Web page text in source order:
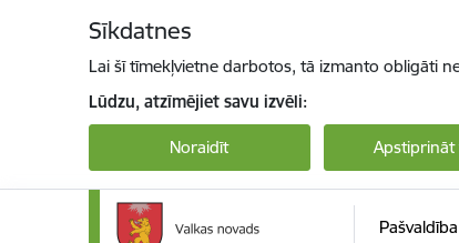
Sīkdatnes
Lai šī tīmekļvietne darbotos, tā izmanto obligāti
Lūdzu, atzīmējiet savu izvēli:
Noraidīt Apstiprināt
Pašvaldība